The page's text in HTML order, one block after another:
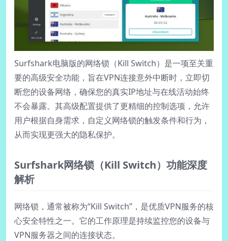
Surfshark电脑版的网络锁（Kill Switch）是一项至关重
要的高级安全功能，旨在VPN连接意外中断时，立即切
断您的设备网络，确保您的真实IP地址与在线活动始终
不会暴露。其高级配置提供了更精细的控制选项，允许
用户根据自身需求，自定义网络锁的触发条件和行为，
从而实现更强大的隐私保护。
Surfshark网络锁（Kill Switch）功能深度
解析
网络锁，通常被称为“Kill Switch”，是优质VPN服务的核
心安全特性之一。它的工作原理是持续监控您的设备与
VPN服务器之间的连接状态。